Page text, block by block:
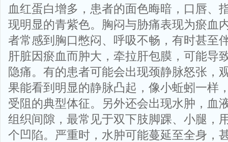
血红蛋白增多，患者的面色晦暗，口唇、
现明显的青紫色。胸闷与胁痛表现为瘀血
者常感到胸口憋闷、呼吸不畅，有时甚至
肝脏因瘀血而肿大，牵拉肝包膜，可能导
隐痛。有的患者可能会出现颈静脉怒张，
果能看到明显的静脉凸起，像小蚯蚓一样
受阻的典型体征。另外还会出现水肿，血
组织间隙，最常见于双下肢脚踝、小腿，
个凹陷。严重时，水肿可能蔓延至全身，